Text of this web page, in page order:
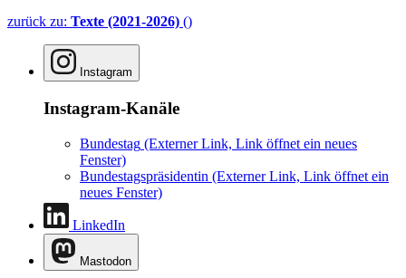
zurück zu: Texte (2021-2026) ()
Instagram
Instagram-Kanäle
Bundestag (Externer Link, Link öffnet ein neues
Fenster)
Bundestagspräsidentin (Externer Link, Link öffnet ein
neues Fenster)
LinkedIn
Mastodon